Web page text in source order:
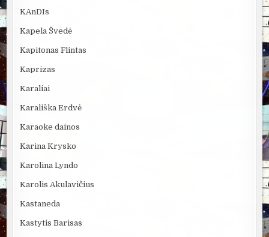
KAnDIs
Kapela Švedė
Kapitonas Flintas
Kaprizas
Karaliai
Karališka Erdvė
Karaoke dainos
Karina Krysko
Karolina Lyndo
Karolis Akulavičius
Kastaneda
Kastytis Barisas